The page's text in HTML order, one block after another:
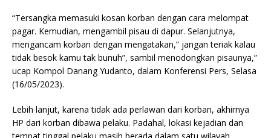
“Tersangka memasuki kosan korban dengan cara melompat
pagar. Kemudian, mengambil pisau di dapur. Selanjutnya,
mengancam korban dengan mengatakan,” jangan teriak kalau
tidak besok kamu tak bunuh”, sambil menodongkan pisaunya,”
ucap Kompol Danang Yudanto, dalam Konferensi Pers, Selasa
(16/05/2023).
Lebih lanjut, karena tidak ada perlawan dari korban, akhirnya
HP dari korban dibawa pelaku. Padahal, lokasi kejadian dan